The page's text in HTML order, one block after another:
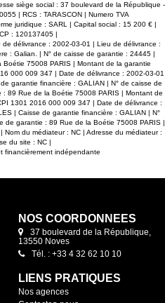
siège social : 37 boulevard de la République -
| RCS : TARASCON | Numero TVA
juridique : SARL | Capital social : 15 200 € |
: 120137405 |
délivrance : 2002-03-01 | Lieu de délivrance :
: Galian. | N° de caisse de garantie : 24445 |
75008 PARIS | Montant de la garantie
000 009 347 | Date de délivrance : 2002-03-01
garantie financière : GALIAN | N° de caisse de
89 Rue de la Boétie 75008 PARIS | Montant de
1301 2016 000 009 347 | Date de délivrance :
| Caisse de garantie financière : GALIAN | N°
de garantie : 89 Rue de la Boétie 75008 PARIS |
du médiateur : NC | Adresse du médiateur :
du site : NC |
financièrement indépendante
NOS COORDONNÉES
37 boulevard de la République,
13550 Noves
Tél. : +33 4 32 62 10 10
LIENS PRATIQUES
Nos agences